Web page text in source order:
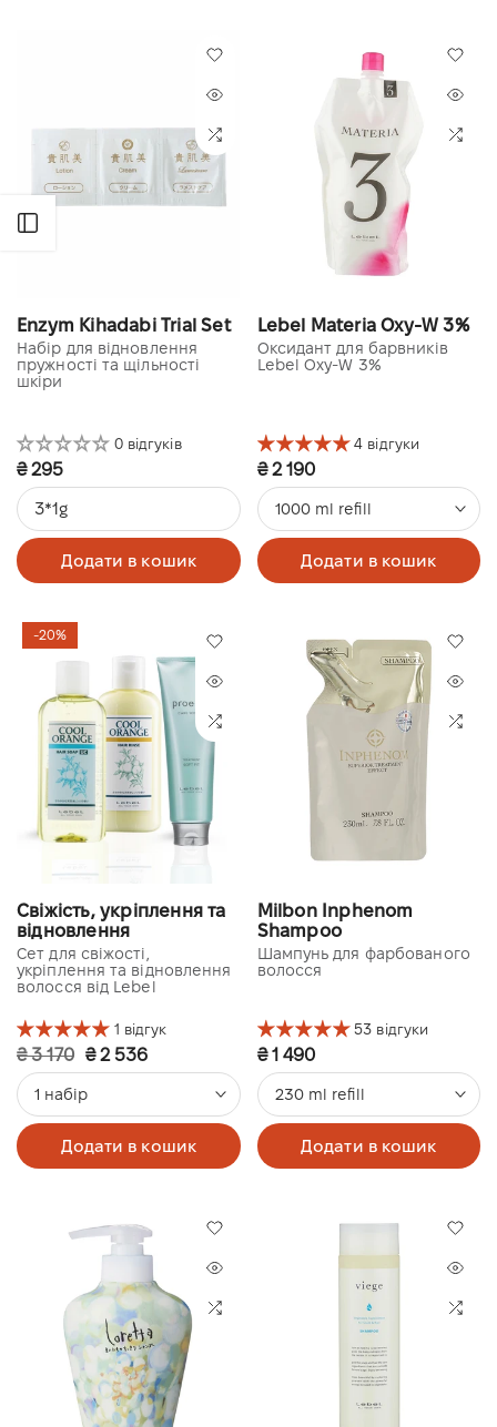
Enzym Kihadabi Trial Set
Набір для відновлення
пружності та щільності
шкіри
0 відгуків
₴ 295
3*1g
Додати в кошик
Lebel Materia Oxy-W 3%
Оксидант для барвників
Lebel Oxy-W 3%
4 відгуки
₴ 2 190
1000 ml refill
Додати в кошик
-20%
Свіжість, укріплення та
відновлення
Сет для свіжості,
укріплення та відновлення
волосся від Lebel
1 відгук
₴ 3 170 ₴ 2 536
1 набір
Додати в кошик
Milbon Inphenom
Shampoo
Шампунь для фарбованого
волосся
53 відгуки
₴ 1 490
230 ml refill
Додати в кошик